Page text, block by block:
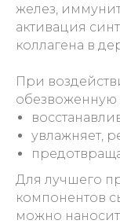
желез,
активация
коллагена в
При
обезвоженную
увлажняет,
Для лучшего
компонентов
можно